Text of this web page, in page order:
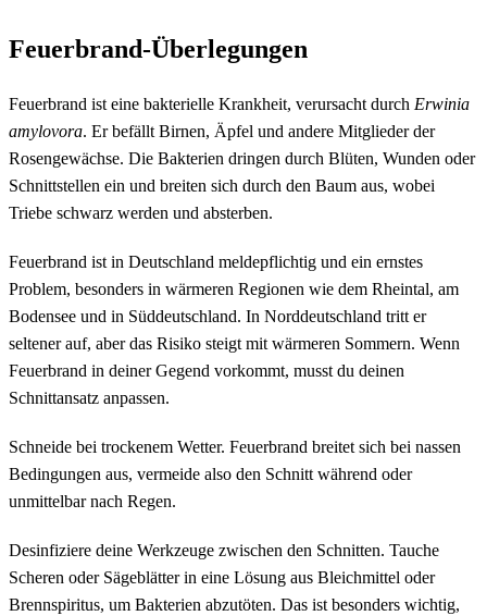
Feuerbrand-Überlegungen
Feuerbrand ist eine bakterielle Krankheit, verursacht durch Erwinia
amylovora. Er befällt Birnen, Äpfel und andere Mitglieder der
Rosengewächse. Die Bakterien dringen durch Blüten, Wunden oder
Schnittstellen ein und breiten sich durch den Baum aus, wobei
Triebe schwarz werden und absterben.
Feuerbrand ist in Deutschland meldepflichtig und ein ernstes
Problem, besonders in wärmeren Regionen wie dem Rheintal, am
Bodensee und in Süddeutschland. In Norddeutschland tritt er
seltener auf, aber das Risiko steigt mit wärmeren Sommern. Wenn
Feuerbrand in deiner Gegend vorkommt, musst du deinen
Schnittansatz anpassen.
Schneide bei trockenem Wetter. Feuerbrand breitet sich bei nassen
Bedingungen aus, vermeide also den Schnitt während oder
unmittelbar nach Regen.
Desinfiziere deine Werkzeuge zwischen den Schnitten. Tauche
Scheren oder Sägeblätter in eine Lösung aus Bleichmittel oder
Brennspiritus, um Bakterien abzutöten. Das ist besonders wichtig,